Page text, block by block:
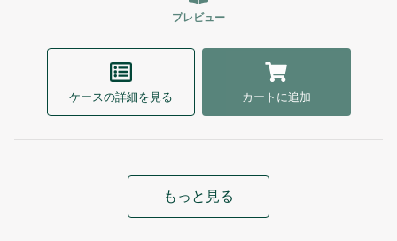
プレビュー
ケースの詳細を見る カートに追加
もっと見る